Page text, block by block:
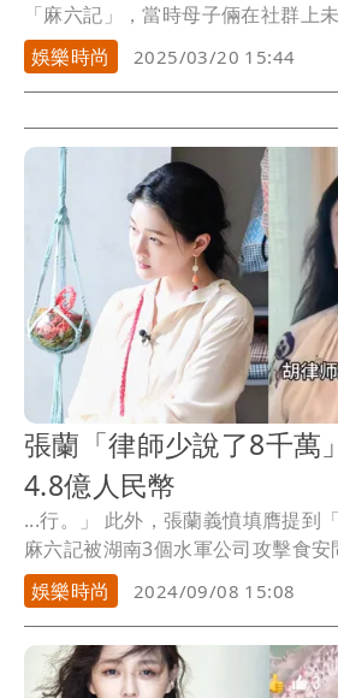
「麻六記」，當時母子倆在社群上
例如...
娛樂時尚 2025/03/20 15:44
張蘭「律師少說了8千
4.8億人民幣
...行。」 此外，張蘭義憤填膺提到「湖南門」事件，稱
麻六記被湖南3個水軍公司攻擊食
跌...
娛樂時尚 2024/09/08 15:08